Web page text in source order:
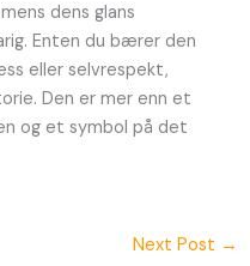
dens glans
Enten du bærer den
eller selvrespekt,
Den er mer enn et
og et symbol på det
Next Post →